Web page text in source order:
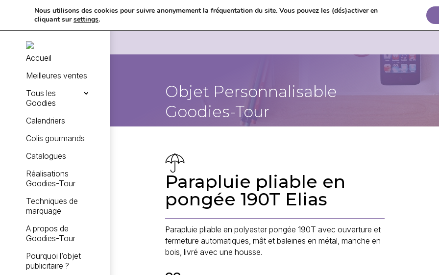

Accueil
Meilleures ventes
Tous les
Goodies
Calendriers
Colis gourmands
Catalogues
Réalisations
Goodies-Tour
Techniques de
marquage
A propos de
Goodies-Tour
Pourquoi l’objet
publicitaire ?
Objet Personnalisable
Goodies-Tour
Parapluie pliable en
pongée 190T Elias
Parapluie pliable en polyester pongée 190T avec ouverture et
fermeture automatiques, mât et baleines en métal, manche en
bois, livré avec une housse.
Nous utilisons des cookies pour suivre anonymement la fréquentation du site. Vous pouvez les (dés)activer en
cliquant sursettings.